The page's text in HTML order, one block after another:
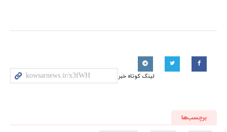
لینک کوتاه خبر
برچسب‌ها